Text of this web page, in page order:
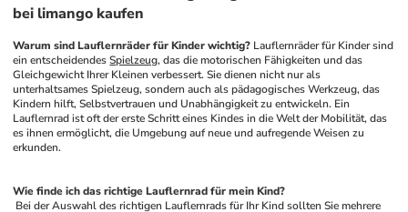
bei limango kaufen
Warum sind Lauflernräder für Kinder wichtig? Lauflernräder für Kinder sind
ein entscheidendes Spielzeug, das die motorischen Fähigkeiten und das
Gleichgewicht Ihrer Kleinen verbessert. Sie dienen nicht nur als
unterhaltsames Spielzeug, sondern auch als pädagogisches Werkzeug, das
Kindern hilft, Selbstvertrauen und Unabhängigkeit zu entwickeln. Ein
Lauflernrad ist oft der erste Schritt eines Kindes in die Welt der Mobilität, das
es ihnen ermöglicht, die Umgebung auf neue und aufregende Weisen zu
erkunden.
Wie finde ich das richtige Lauflernrad für mein Kind?